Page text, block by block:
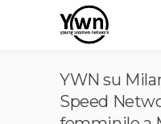
YWN su
Speed